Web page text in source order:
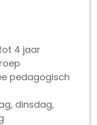
4 jaar
pedagogisch
dinsdag,